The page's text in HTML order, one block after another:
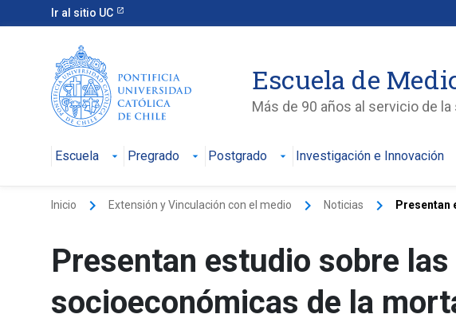
Ir al sitio UC
Escuela de
Más de 90 años al servicio de la
Escuela Pregrado Postgrado Investigación e Innovación
Inicio keyboard_arrow_right Extensión y Vinculación con el medio keyboard_arrow_right Noticias keyboard_arrow_right
Presentan estudio sobre
socioeconómicas de la